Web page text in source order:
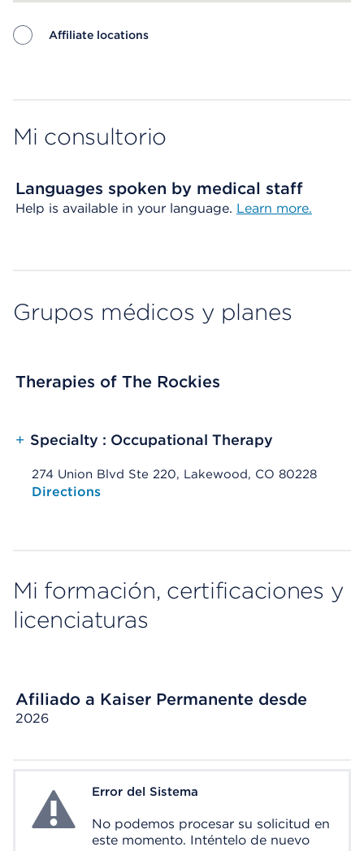
Affiliate locations
Mi consultorio
Languages spoken by medical staff
Help is available in your language. Learn more.
Grupos médicos y planes
Therapies of The Rockies
+ Specialty : Occupational Therapy
274 Union Blvd Ste 220, Lakewood, CO 80228
Opens native map application on mobile devices
Directions
Mi formación, certificaciones y
licenciaturas
Afiliado a Kaiser Permanente desde
2026
System ErrorError del Sistema
No podemos procesar su solicitud en
este momento. Inténtelo de nuevo